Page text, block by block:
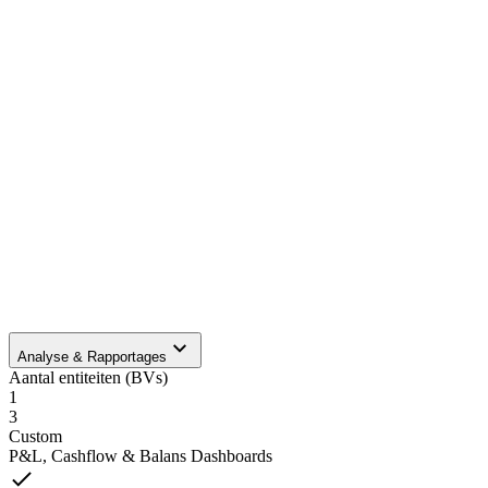
Max 3 scenario's
—
—
—
Standaard support
Gratis starten
Gratis starten
Analyse & Rapportages
Aantal entiteiten (BVs)
1
3
Custom
P&L, Cashflow & Balans Dashboards